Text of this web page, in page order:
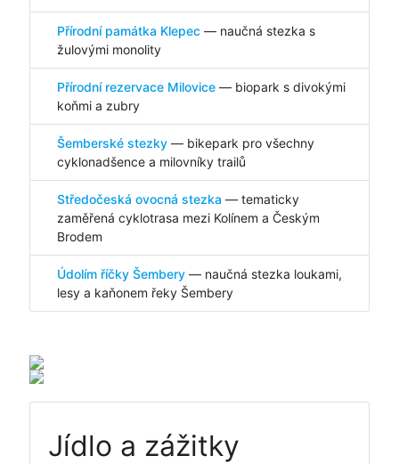
Přírodní památka Klepec— naučná stezka s
žulovými monolity
Přírodní rezervace Milovice— biopark s divokými
koňmi a zubry
Šemberské stezky— bikepark pro všechny
cyklonadšence a milovníky trailů
Středočeská ovocná stezka — tematicky
zaměřená cyklotrasa mezi Kolínem a Českým
Brodem
Údolím říčky Šembery— naučná stezka loukami,
lesy a kaňonem řeky Šembery
Jídlo a zážitky